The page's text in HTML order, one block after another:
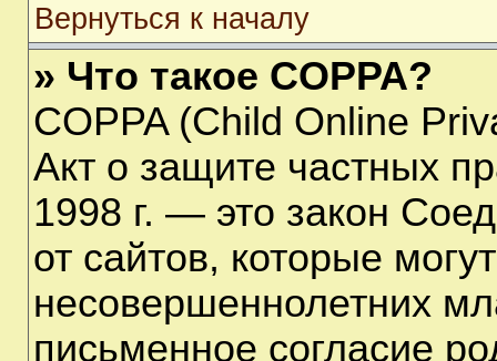
Вернуться к началу
» Что такое COPPA?
COPPA (Child Online
Акт о защите частных
1998 г. — это закон
от сайтов, которые
несовершеннолетних
письменное согласие